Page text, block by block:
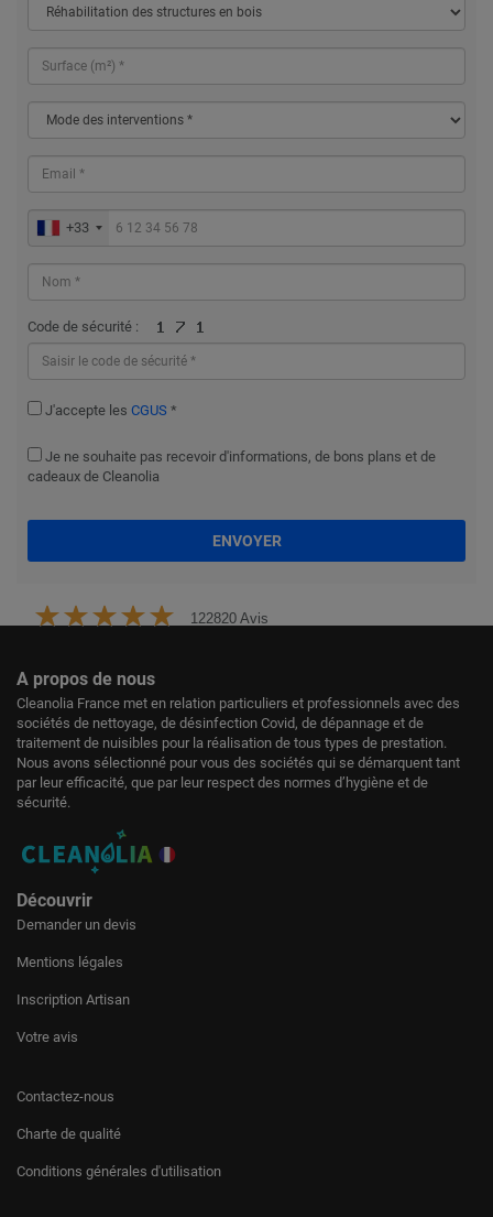
+33
Code de sécurité :
J'accepte les CGUS *
Je ne souhaite pas recevoir d'informations, de bons plans et de
cadeaux de Cleanolia
ENVOYER
122820 Avis
A propos de nous
Cleanolia France met en relation particuliers et professionnels avec des
sociétés de nettoyage, de désinfection Covid, de dépannage et de
traitement de nuisibles pour la réalisation de tous types de prestation.
Nous avons sélectionné pour vous des sociétés qui se démarquent tant
par leur efficacité, que par leur respect des normes d’hygiène et de
sécurité.
Découvrir
Demander un devis
Mentions légales
Inscription Artisan
Votre avis
Contactez-nous
Charte de qualité
Conditions générales d'utilisation